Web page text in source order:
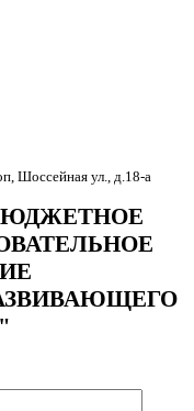
, Шоссейная ул., д.18-а